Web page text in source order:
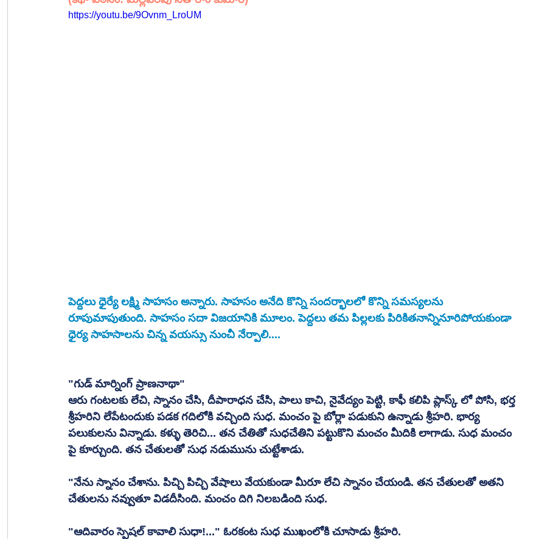
https://youtu.be/9Ovnm_LroUM
పెద్దలు ధైర్యే లక్ష్మి సాహసం అన్నారు. సాహసం అనేది కొన్ని సందర్భాలలో కొన్ని సమస్యలను
రూపుమాపుతుంది. సాహసం సదా విజయానికి మూలం. పెద్దలు తమ పిల్లలకు పిరికితనాన్నినూరిపోయకుండా
ధైర్య సాహసాలను చిన్న వయస్సు నుంచీ నేర్పాలి....
"గుడ్ మార్నింగ్ ప్రాణనాథా"
ఆరు గంటలకు లేచి, స్నానం చేసి, దీపారాధన చేసి, పాలు కాచి, నైవేద్యం పెట్టి, కాఫీ కలిపి ప్లాస్క్ లో పోసి, భర్త
శ్రీహరిని లేపేటందుకు పడక గదిలోకి వచ్చింది సుధ. మంచం పై బోర్లా పడుకుని ఉన్నాడు శ్రీహరి. భార్య
పలుకులను విన్నాడు. కళ్ళు తెరిచి... తన చేతితో సుధచేతిని పట్టుకొని మంచం మీదికి లాగాడు. సుధ మంచం
పై కూర్చుంది. తన చేతులతో సుధ నడుమును చుట్టేశాడు.
"నేను స్నానం చేశాను. పిచ్చి పిచ్చి వేషాలు వేయకుండా మీరూ లేచి స్నానం చేయండి. తన చేతులతో అతని
చేతులను నవ్వుతూ విడదీసింది. మంచం దిగి నిలబడింది సుధ.
"ఆదివారం స్పెషల్ కావాలి సుధా!..." ఓరకంట సుధ ముఖంలోకి చూసాడు శ్రీహరి.